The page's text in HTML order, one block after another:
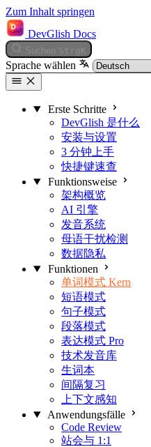
Zum Inhalt springen
DevGlish Docs
Suchen Strg K
Sprache wählen
Erste Schritte
DevGlish 是什么
安装与设置
3 分钟上手
快捷键速查
Funktionsweise
架构概览
AI 引擎
发音系统
母语干扰检测
数据隐私
Funktionen
单词模式 Kern
短语模式
句子模式
段落模式
表达模式 Pro
技术发音库
生词本
间隔复习
上下文感知
Anwendungsfälle
Code Review
站会与 1:1